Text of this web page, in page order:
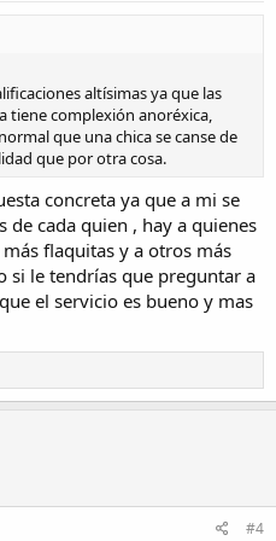
altísimas ya que las
tiene complexión anoréxica,
que una chica se canse de
que por otra cosa.
concreta ya que a mi se
de cada quien , hay a quienes
flaquitas y a otros más
si le tendrías que preguntar a
el servicio es bueno y mas
#4